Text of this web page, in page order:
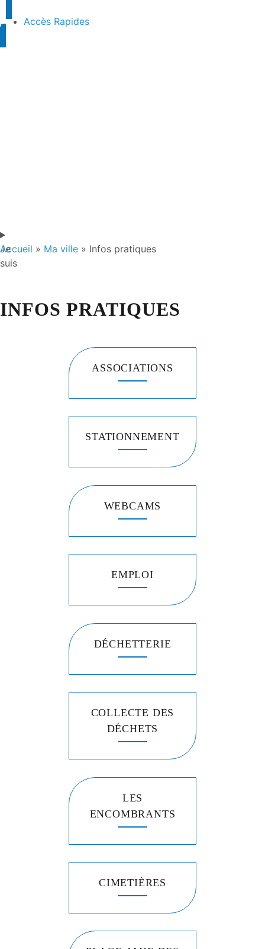
Accès Rapides
Je
suis
Accueil » Ma ville » Infos pratiques
INFOS PRATIQUES
ASSOCIATIONS
STATIONNEMENT
WEBCAMS
EMPLOI
DÉCHETTERIE
COLLECTE DES
DÉCHETS
LES
ENCOMBRANTS
CIMETIÈRES